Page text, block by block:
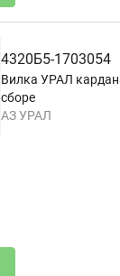
4320Б5-1703054
Вилка УРАЛ
сборе
АЗ УРАЛ